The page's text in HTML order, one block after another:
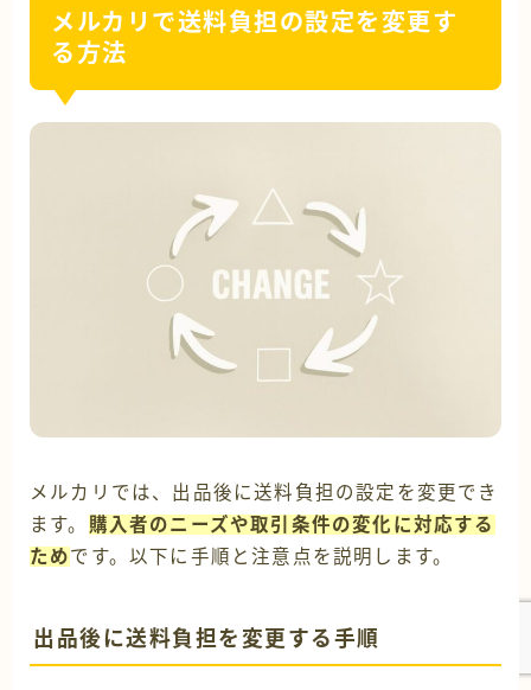
メルカリで送料負担の設定を変更す
る方法
メルカリでは、出品後に送料負担の設定を変更でき
ます。 購入者のニーズや取引条件の変化に対応する
ためです。以下に手順と注意点を説明します。
出品後に送料負担を変更する手順